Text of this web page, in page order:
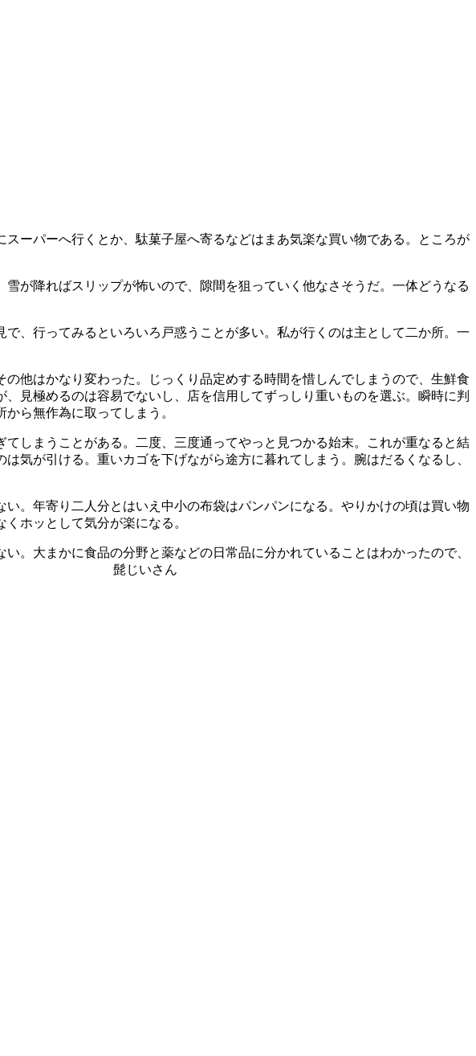
ーパーへ行くとか、駄菓子屋へ寄るなどはまあ気楽な買い物である。ところが
が降ればスリップが怖いので、隙間を狙っていく他なさそうだ。一体どうなる
、行ってみるといろいろ戸惑うことが多い。私が行くのは主として二か所。一
他はかなり変わった。じっくり品定めする時間を惜しんでしまうので、生鮮食
見極めるのは容易でないし、店を信用してずっしり重いものを選ぶ。瞬時に判
ら無作為に取ってしまう。
しまうことがある。二度、三度通ってやっと見つかる始末。これが重なると結
気が引ける。重いカゴを下げながら途方に暮れてしまう。腕はだるくなるし、
。年寄り二人分とはいえ中小の布袋はパンパンになる。やりかけの頃は買い物
ホッとして気分が楽になる。
。大まかに食品の分野と薬などの日常品に分かれていることはわかったので、
いさん